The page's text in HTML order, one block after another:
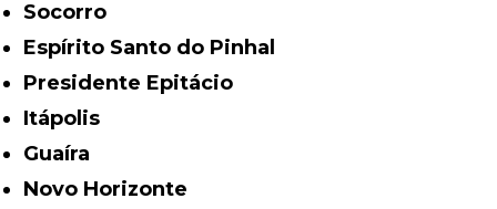
Socorro
Espírito Santo do Pinhal
Presidente Epitácio
Itápolis
Guaíra
Novo Horizonte